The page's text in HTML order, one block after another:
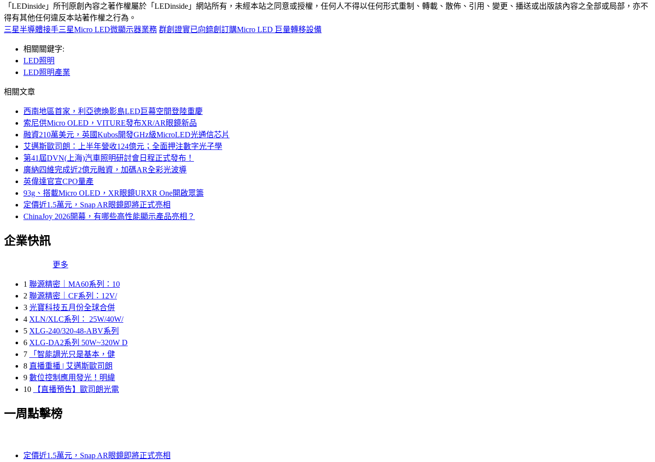
「LEDinside」所刊原創內容之著作權屬於「LEDinside」網站所有，未經本站之同意或授權，任何人不得以任何形式重制、轉載、散佈、引用、變更、播送或出版該內容之全部或局部，亦不
得有其他任何違反本站著作權之行為。
三星半導體接手三星Micro LED微顯示器業務 群創證實已向錼創訂購Micro LED 巨量轉移設備
相關關鍵字:
LED照明
LED照明產業
相關文章
西南地區首家，利亞德煥影島LED巨幕空間登陸重慶
索尼供Micro OLED，VITURE發布XR/AR眼鏡新品
融資210萬美元，英國Kubos開發GHz級MicroLED光通信芯片
艾邁斯歐司朗：上半年營收124億元；全面押注數字光子學
第41屆DVN(上海)汽車照明研討會日程正式發布！
廣納四維完成近2億元融資，加碼AR全彩光波導
英偉達官宣CPO量產
93g、搭載Micro OLED，XR眼鏡URXR One開啟眾籌
定價近1.5萬元，Snap AR眼鏡即將正式亮相
ChinaJoy 2026開幕，有哪些高性能顯示產品亮相？
企業快訊
更多
1 聯源精密｜MA60系列：10
2 聯源精密｜CF系列：12V/
3 光寶科技五月份全球合併
4 XLN/XLC系列： 25W/40W/
5 XLG-240/320-48-ABV系列
6 XLG-DA2系列 50W~320W D
7
「智能調光只是基本，健
8 直播重播 | 艾邁斯歐司朗
9 數位控制應用發光！明緯
10
【直播預告】歐司朗光電
一周點擊榜
定價近1.5萬元，Snap AR眼鏡即將正式亮相